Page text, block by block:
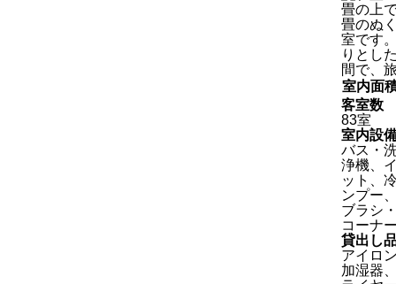
畳の上
畳のぬ
室です
りとし
間で、
室内面
客室数
83室
室内設
バス・
浄機、
ット、
ンプー
ブラシ
コーナ
貸出し
アイロ
加湿器